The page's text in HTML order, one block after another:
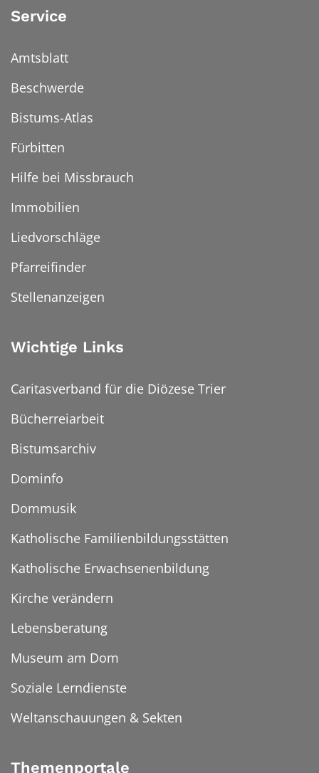
Service
Amtsblatt
Beschwerde
Bistums-Atlas
Fürbitten
Hilfe bei Missbrauch
Immobilien
Liedvorschläge
Pfarreifinder
Stellenanzeigen
Wichtige Links
Caritasverband für die Diözese Trier
Bücherreiarbeit
Bistumsarchiv
Dominfo
Dommusik
Katholische Familienbildungsstätten
Katholische Erwachsenenbildung
Kirche verändern
Lebensberatung
Museum am Dom
Soziale Lerndienste
Weltanschauungen & Sekten
Themenportale